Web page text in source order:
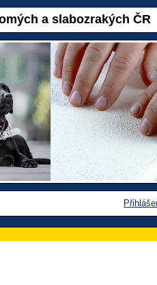
a slabozrakých ČR